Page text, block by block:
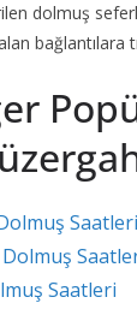
dolmuş
bağlantılara
Saatleri
Saatleri